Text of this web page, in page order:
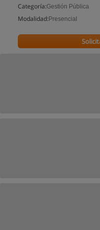
Categoría:Gestión Pública
Modalidad: Presencial